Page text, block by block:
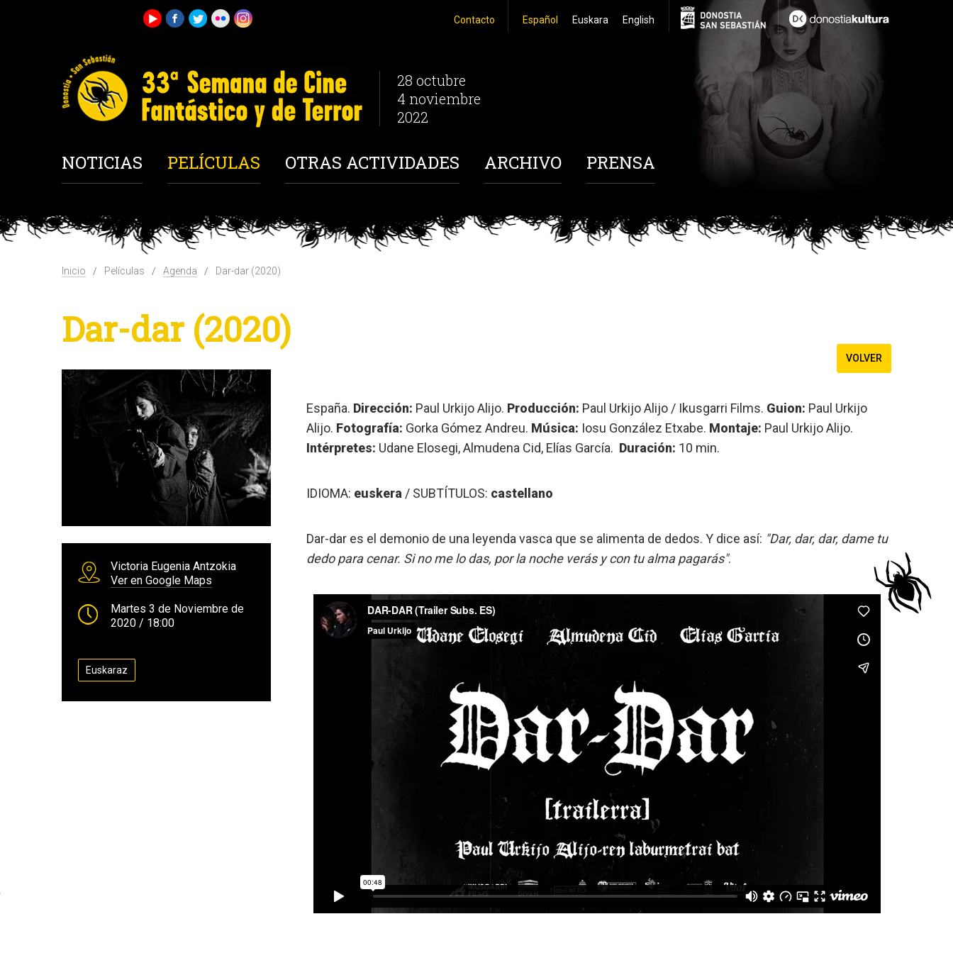
Español Euskara English
Contacto
28 octubre
4 noviembre
2022
NOTICIAS PELÍCULAS OTRAS ACTIVIDADES ARCHIVO PRENSA
Inicio Películas Agenda Dar-dar (2020)
Dar-dar (2020)
VOLVER
Victoria Eugenia Antzokia
Ver en Google Maps
Martes 3 de Noviembre de
2020 / 18:00
Euskaraz
España. Dirección: Paul Urkijo Alijo. Producción: Paul Urkijo Alijo / Ikusgarri Films. Guion: Paul Urkijo
Alijo. Fotografía: Gorka Gómez Andreu. Música: Iosu González Etxabe. Montaje: Paul Urkijo Alijo.
Intérpretes: Udane Elosegi, Almudena Cid, Elías García. Duración: 10 min.
IDIOMA: euskera / SUBTÍTULOS: castellano
Dar-dar es el demonio de una leyenda vasca que se alimenta de dedos. Y dice así: "Dar, dar, dar, dame tu
dedo para cenar. Si no me lo das, por la noche verás y con tu alma pagarás".